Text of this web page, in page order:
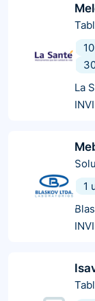
La
1